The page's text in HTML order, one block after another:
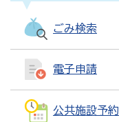
ごみ検索
電子申請
公共施設予約